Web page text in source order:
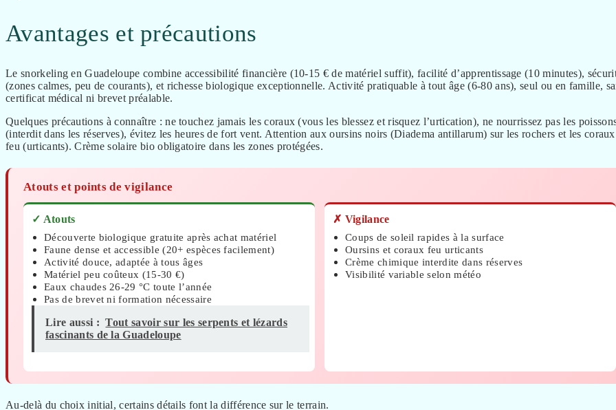
Avantages et précautions
Le snorkeling en Guadeloupe combine accessibilité financière (10-15 € de matériel suffit), facilité d’apprentissage (10 minutes),
(zones calmes, peu de courants), et richesse biologique exceptionnelle. Activité pratiquable à tout âge (6-80 ans), seul ou en famille,
certificat médical ni brevet préalable.
Quelques précautions à connaître : ne touchez jamais les coraux (vous les blessez et risquez l’urtication), ne nourrissez pas les
(interdit dans les réserves), évitez les heures de fort vent. Attention aux oursins noirs (Diadema antillarum) sur les rochers et les coraux
feu (urticants). Crème solaire bio obligatoire dans les zones protégées.
Atouts et points de vigilance
✓ Atouts
Découverte biologique gratuite après achat matériel
Faune dense et accessible (20+ espèces facilement)
Activité douce, adaptée à tous âges
Matériel peu coûteux (15-30 €)
Eaux chaudes 26-29 °C toute l’année
Pas de brevet ni formation nécessaire
Lire aussi : Tout savoir sur les serpents et lézards
fascinants de la Guadeloupe
✗ Vigilance
Coups de soleil rapides à la surface
Oursins et coraux feu urticants
Crème chimique interdite dans réserves
Visibilité variable selon météo
Au-delà du choix initial, certains détails font la différence sur le terrain.